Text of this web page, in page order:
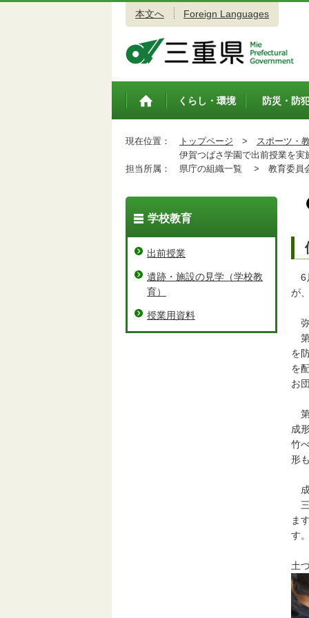
本文へ Foreign Languages
トップペ
くらし・環境 防災・防
現在位置： トップページ >
スポーツ・
伊賀つばさ学園で出前授業を実
担当所属：
県庁の組織一覧 > 教育委員
6
が
弥
第
を
を
お
第
成
竹
形
成
三
ま
す
土
学校教育
出前授業
遺跡・施設の見学（学校教
育）
授業用資料